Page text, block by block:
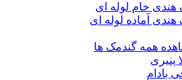
هندی خام لوله ای
هندی آماده لوله ای
همه گندمک ها
پنیری
بادام